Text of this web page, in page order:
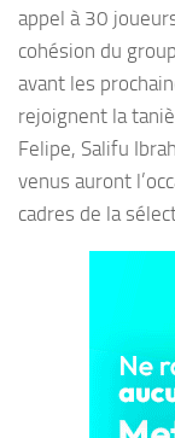
appel à 30
cohésion du
avant les
rejoignent la
Felipe, Salifu
venus auront
cadres de la